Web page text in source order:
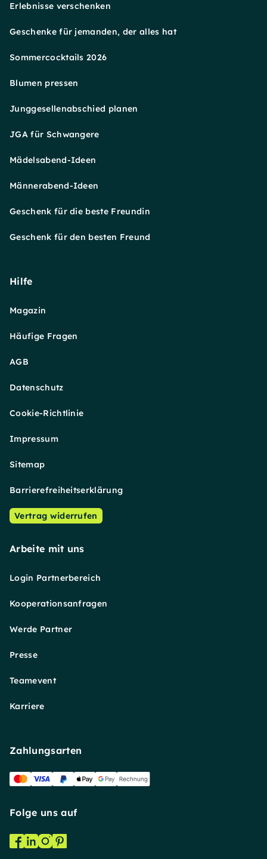
Erlebnisse verschenken
Geschenke für jemanden, der alles hat
Sommercocktails 2026
Blumen pressen
Junggesellenabschied planen
JGA für Schwangere
Mädelsabend-Ideen
Männerabend-Ideen
Geschenk für die beste Freundin
Geschenk für den besten Freund
Hilfe
Magazin
Häufige Fragen
AGB
Datenschutz
Cookie-Richtlinie
Impressum
Sitemap
Barrierefreiheitserklärung
Vertrag widerrufen
Arbeite mit uns
Login Partnerbereich
Kooperationsanfragen
Werde Partner
Presse
Teamevent
Karriere
Zahlungsarten
Folge uns auf